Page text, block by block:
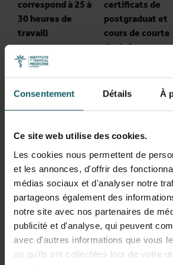
Consentement Détails À
Ce site web utilise des cookies.
Les cookies nous permettent de
et les annonces, d'offrir des
médias sociaux et d'analyser notre
partageons également des
notre site avec nos partenaires de
publicité et d'analyse, qui peuvent
avec d'autres informations que vous
ou qu'ils ont collectées lors de votre
correspond à 25 à
30 heures de
travail)
certificats de
postgraduat et
cours de courte
durée)
Étudiant EEE*
Les citoyens de la
Royaume-Uni sont
considérés
comme des
étudiants de l'EEE.
91 €
Exemples de frais